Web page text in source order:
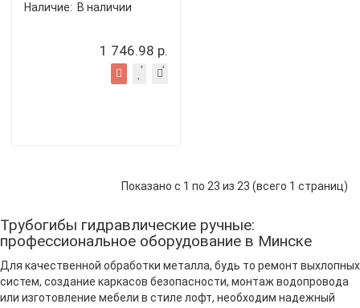
Наличие: В наличии
1 746.98 р.
Показано с 1 по 23 из 23 (всего 1 страниц)
Трубогибы гидравлические ручные:
профессиональное оборудование в Минске
Для качественной обработки металла, будь то ремонт выхлопных
систем, создание каркасов безопасности, монтаж водопровода
или изготовление мебели в стиле лофт, необходим надежный